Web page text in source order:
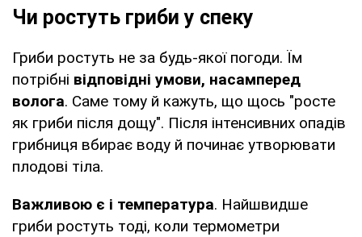
Чи ростуть гриби у спеку
Гриби ростуть не за будь-якої погоди. Їм
потрібні відповідні умови, насамперед
волога. Саме тому й кажуть, що щось "росте
як гриби після дощу". Після інтенсивних опадів
грибниця вбирає воду й починає утворювати
плодові тіла.
Важливою є і температура. Найшвидше
гриби ростуть тоді, коли термометри